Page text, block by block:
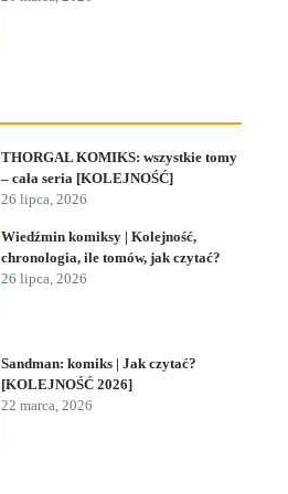
THORGAL KOMIKS: wszystkie tomy
– cała seria [KOLEJNOŚĆ]
26 lipca, 2026
Wiedźmin komiksy | Kolejność,
chronologia, ile tomów, jak czytać?
26 lipca, 2026
Sandman: komiks | Jak czytać?
[KOLEJNOŚĆ 2026]
22 marca, 2026